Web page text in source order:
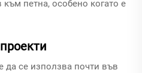
петна, особено когато е
се използва почти във